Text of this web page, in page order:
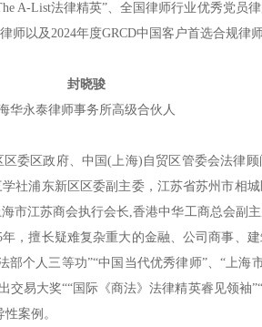
A-List法律精英”、全国律师行业优秀党员
以及2024年度GRCD中国客户首选合规律
封晓骏
华永泰律师事务所高级合伙人
委区政府、中国(上海)自贸区管委会法律
社浦东新区区委副主委，江苏省苏州市相
市江苏商会执行会长,香港中华工商总会副
，擅长疑难复杂重大的金融、公司商事、
个人三等功”“中国当代优秀律师”、“上海
交易大奖““国际《商法》法律精英睿见领袖
案例。